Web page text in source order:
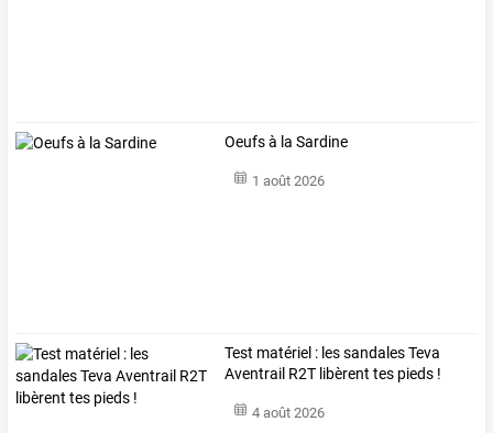
Oeufs à la Sardine
1 août 2026
Test matériel : les sandales Teva
Aventrail R2T libèrent tes pieds !
4 août 2026